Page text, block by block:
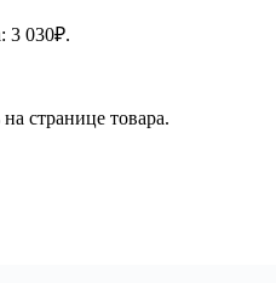
3 030₽.
странице товара.